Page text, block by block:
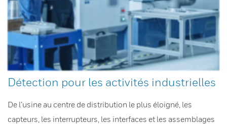
Détection pour les activités industrielles
De l’usine au centre de distribution le plus éloigné, les
capteurs, les interrupteurs, les interfaces et les assemblages